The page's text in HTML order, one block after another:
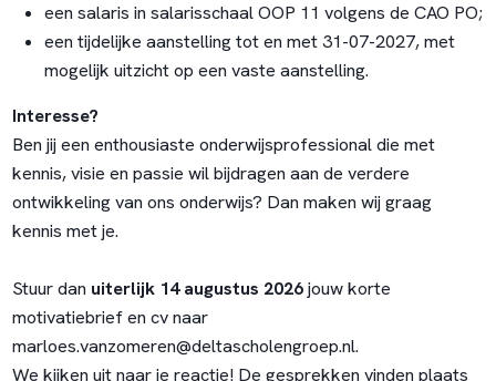
een salaris in salarisschaal OOP 11 volgens de CAO PO;
een tijdelijke aanstelling tot en met 31-07-2027, met
mogelijk uitzicht op een vaste aanstelling.
Interesse?
Ben jij een enthousiaste onderwijsprofessional die met
kennis, visie en passie wil bijdragen aan de verdere
ontwikkeling van ons onderwijs? Dan maken wij graag
kennis met je.
Stuur dan uiterlijk 14 augustus 2026jouw korte
motivatiebrief en cv naar
marloes.vanzomeren@deltascholengroep.nl.
We kijken uit naar je reactie! De gesprekken vinden plaats